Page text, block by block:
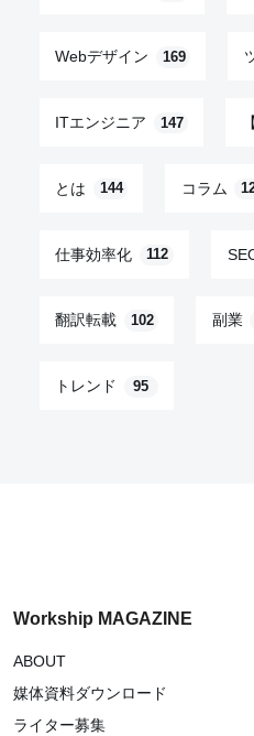
Webデザイン 169
ITエンジニア 147
とは 144 コラム
仕事効率化 112
翻訳転載 102 副業
トレンド 95
Workship MAGAZINE
ABOUT
媒体資料ダウンロード
ライター募集